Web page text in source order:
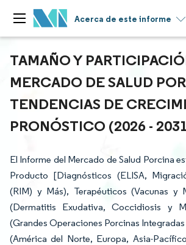
Acerca de este informe
TAMAÑO Y
MERCADO DE SALUD
TENDENCIAS DE
PRONÓSTICO (2026 -
El Informe del Mercado de Salud Porcina
Producto [Diagnósticos (ELISA,
(RIM) y Más), Terapéuticos (Vacunas y
(Dermatitis Exudativa, Coccidiosis y
(Grandes Operaciones Porcinas
(América del Norte, Europa, Asia-